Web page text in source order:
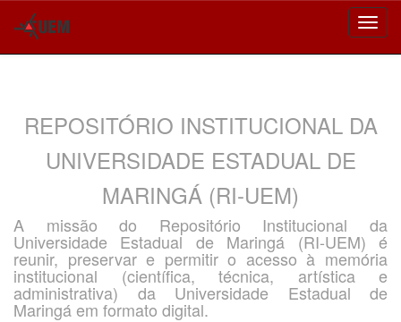
REPOSITÓRIO INSTITUCIONAL DA
UNIVERSIDADE ESTADUAL DE
MARINGÁ (RI-UEM)
A missão do Repositório Institucional da
Universidade Estadual de Maringá (RI-UEM) é
reunir, preservar e permitir o acesso à memória
institucional (científica, técnica, artística e
administrativa) da Universidade Estadual de
Maringá em formato digital.